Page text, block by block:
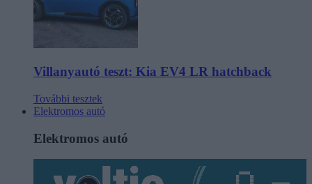
Villanyautó teszt: Kia EV4 LR hatchback
További tesztek
Elektromos autó
Elektromos autó